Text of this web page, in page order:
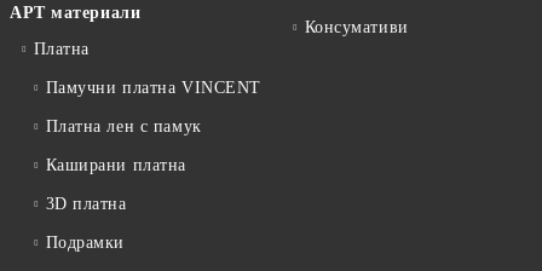
АРТ материали
Платна
Памучни платна VINCENT
Платна лен с памук
Каширани платна
3D платна
Подрамки
Консумативи